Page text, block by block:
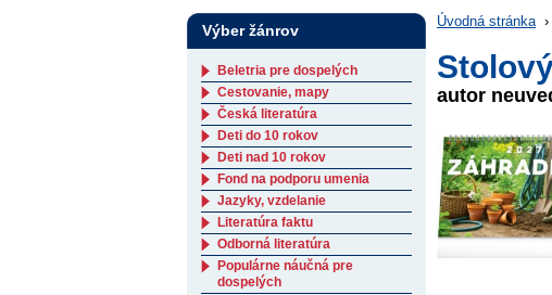
Úvodná stránka ›
autor
Výber žánrov
Beletria pre dospelých
Cestovanie, mapy
Česká literatúra
Deti do 10 rokov
Deti nad 10 rokov
Fond na podporu umenia
Jazyky, vzdelanie
Literatúra faktu
Odborná literatúra
Populárne náučná pre
dospelých